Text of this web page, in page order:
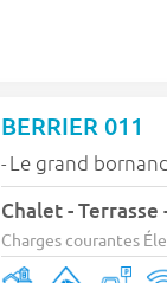
BERRIER 011
- Le grand
Chalet - Terrasse
Charges courantes